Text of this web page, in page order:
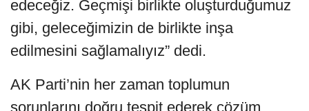
edeceğiz. Geçmişi birlikte oluşturduğumuz
gibi, geleceğimizin de birlikte inşa
edilmesini sağlamalıyız” dedi.
AK Parti’nin her zaman toplumun
sorunlarını doğru tespit ederek çözüm